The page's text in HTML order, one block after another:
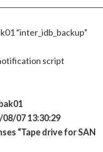
“inter_idb_backup”
script
08/07 13:30:29
“Tape drive for SAN